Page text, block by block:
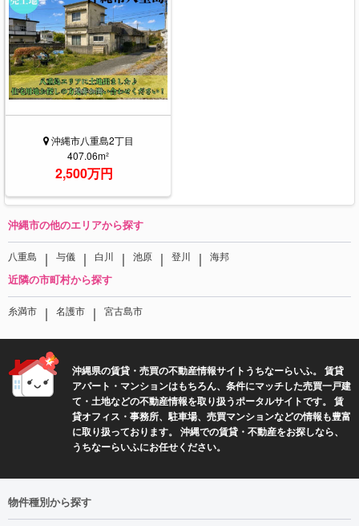
沖縄市八重島2丁目
407.06m²
2,500万円
沖縄市の他のエリアから探す
八重島 ｜ 与儀 ｜ 白川 ｜ 池原 ｜ 登川 ｜ 海邦
近隣の市町村から探す
糸満市 ｜ 名護市 ｜ 宮古島市
沖縄県の賃貸・売買の不動産情報サイトうちなーらいふ。 賃貸
アパート・マンションはもちろん、条件にマッチした売買一戸建
て・土地などの不動産情報を取り扱うポータルサイトです。 賃
貸オフィス・事務所、駐車場、売買マンションなどの情報も豊富
に取り扱っております。 沖縄での賃貸・不動産をお探しなら、
うちなーらいふにお任せください。
物件種別から探す